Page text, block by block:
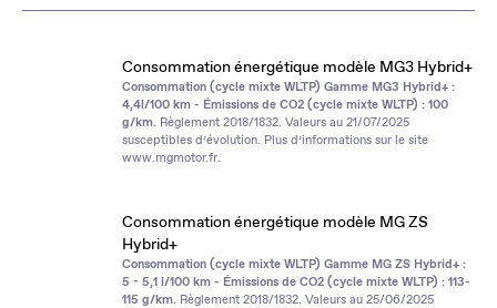
Consommation énergétique modèle MG3 Hybrid+
Consommation (cycle mixte WLTP) Gamme MG3 Hybrid+ :
4,4l/100 km - Émissions de CO2 (cycle mixte WLTP) : 100
g/km. Règlement 2018/1832. Valeurs au 21/07/2025
susceptibles d’évolution. Plus d’informations sur le site
www.mgmotor.fr.
Consommation énergétique modèle MG ZS
Hybrid+
Consommation (cycle mixte WLTP) Gamme MG ZS Hybrid+ :
5 - 5,1 l/100 km - Émissions de CO2 (cycle mixte WLTP) : 113-
115 g/km. Règlement 2018/1832. Valeurs au 25/06/2025